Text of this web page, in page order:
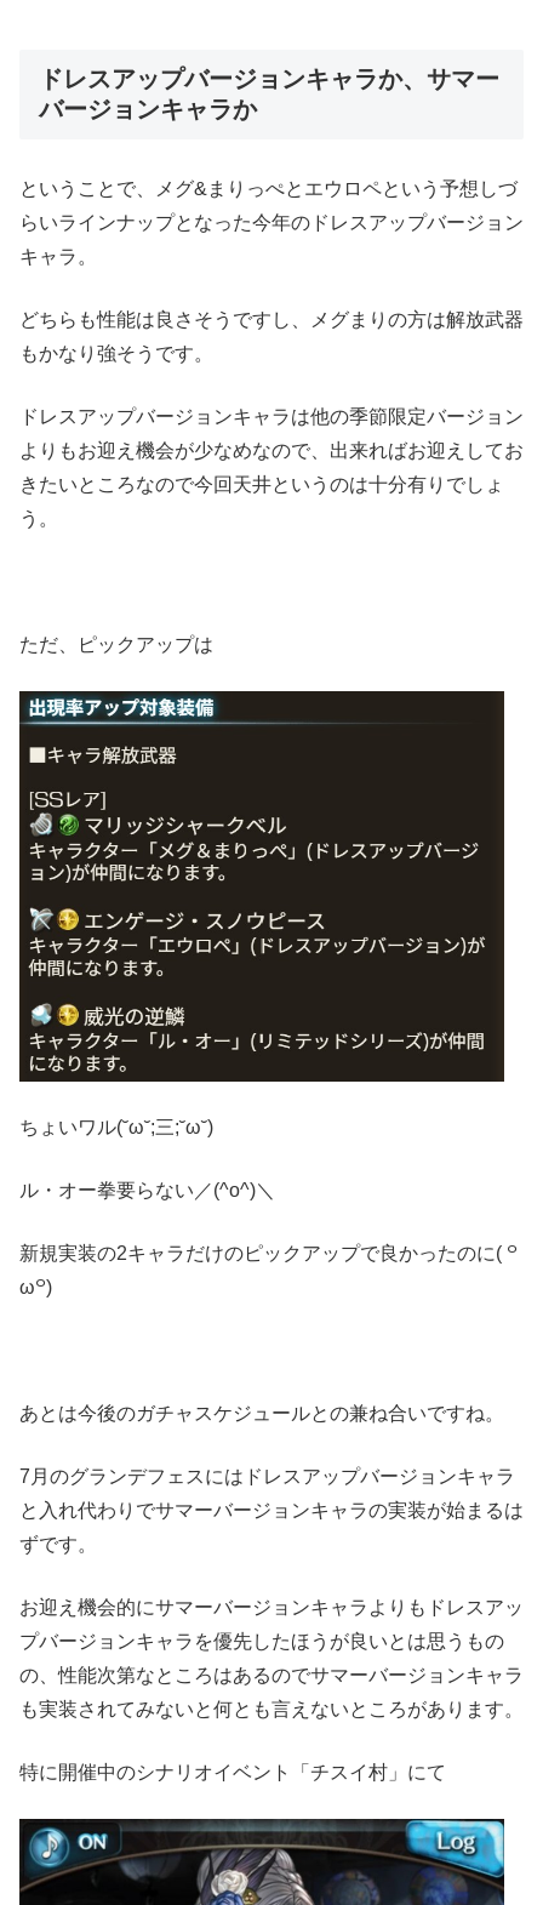
ドレスアップバージョンキャラか、サマー
バージョンキャラか
ということで、メグ&まりっぺとエウロペという予想しづ
らいラインナップとなった今年のドレスアップバージョン
キャラ。
どちらも性能は良さそうですし、メグまりの方は解放武器
もかなり強そうです。
ドレスアップバージョンキャラは他の季節限定バージョン
よりもお迎え機会が少なめなので、出来ればお迎えしてお
きたいところなので今回天井というのは十分有りでしょ
う。
ただ、ピックアップは
ちょいワル(˘ω˘;三;˘ω˘)
ル・オー拳要らない／(^o^)＼
新規実装の2キャラだけのピックアップで良かったのに( ꒪
ω꒪)
あとは今後のガチャスケジュールとの兼ね合いですね。
7月のグランデフェスにはドレスアップバージョンキャラ
と入れ代わりでサマーバージョンキャラの実装が始まるは
ずです。
お迎え機会的にサマーバージョンキャラよりもドレスアッ
プバージョンキャラを優先したほうが良いとは思うもの
の、性能次第なところはあるのでサマーバージョンキャラ
も実装されてみないと何とも言えないところがあります。
特に開催中のシナリオイベント「チスイ村」にて